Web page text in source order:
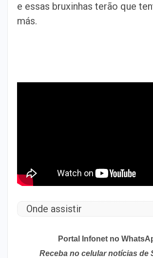
e essas bruxinhas terão que
más.
Onde assistir
Portal Infonet no
Receba no celular notícias de